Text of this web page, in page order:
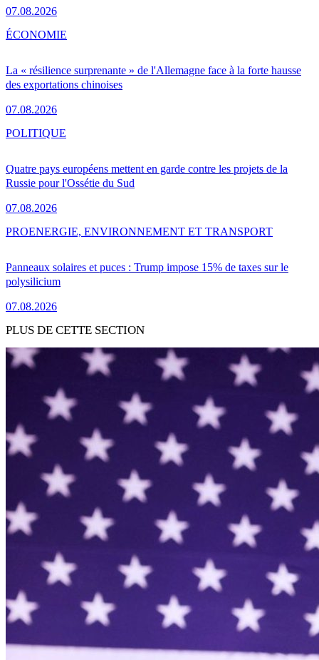
07.08.2026
La « résilience surprenante » de l'Allemagne face à la forte hausse
des exportations chinoises
07.08.2026
ÉCONOMIE
Quatre pays européens mettent en garde contre les projets de la
Russie pour l'Ossétie du Sud
07.08.2026
POLITIQUE
Panneaux solaires et puces : Trump impose 15% de taxes sur le
polysilicium
07.08.2026
PROENERGIE, ENVIRONNEMENT ET TRANSPORT
PLUS DE CETTE SECTION